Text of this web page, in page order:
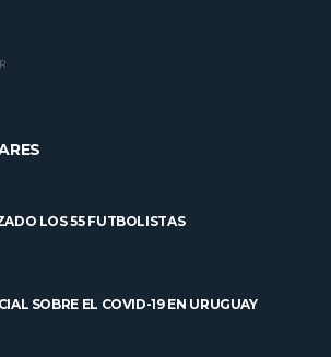
LOS 55 FUTBOLISTAS
SOBRE EL COVID-19 EN URUGUAY